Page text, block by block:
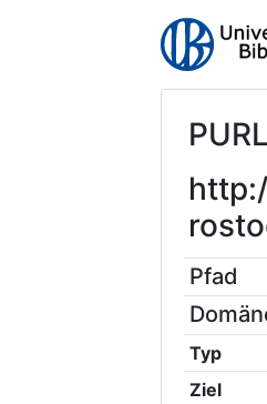
PURL
Pfad
Typ
Ziel